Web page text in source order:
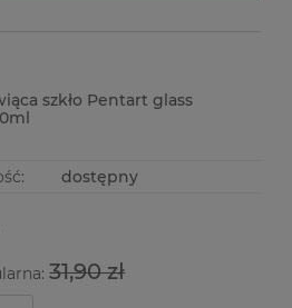
szkło Pentart glass
dostępny
31,90 zł